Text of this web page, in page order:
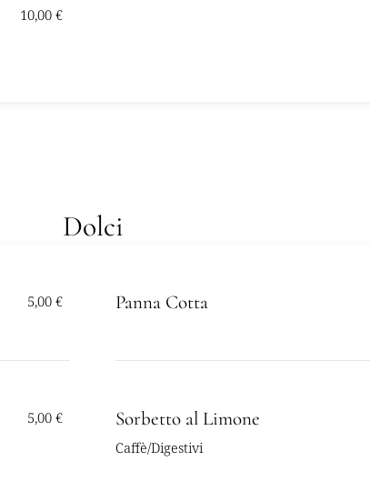
10,00 €
Dolci
5,00 € Panna Cotta
5,00 € Sorbetto al Limone
Caffè/Digestivi